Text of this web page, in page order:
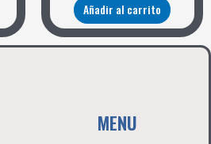
Añadir al carrito
MENU